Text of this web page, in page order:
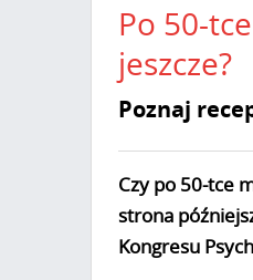
Po 50-
jeszcze?
Poznaj
Czy po 50-tce
strona
Kongresu